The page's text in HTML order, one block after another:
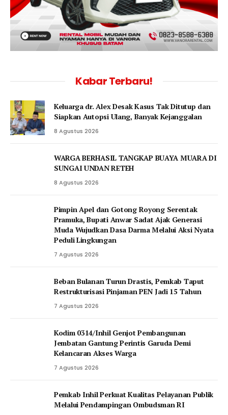
Kabar Terbaru!
Keluarga dr. Alex Desak Kasus Tak Ditutup dan
Siapkan Autopsi Ulang, Banyak Kejanggalan
8 Agustus 2026
WARGA BERHASIL TANGKAP BUAYA MUARA DI
SUNGAI UNDAN RETEH
8 Agustus 2026
Pimpin Apel dan Gotong Royong Serentak
Pramuka, Bupati Anwar Sadat Ajak Generasi
Muda Wujudkan Dasa Darma Melalui Aksi Nyata
Peduli Lingkungan
7 Agustus 2026
Beban Bulanan Turun Drastis, Pemkab Taput
Restrukturisasi Pinjaman PEN Jadi 15 Tahun‎
7 Agustus 2026
Kodim 0314/Inhil Genjot Pembangunan
Jembatan Gantung Perintis Garuda Demi
Kelancaran Akses Warga
7 Agustus 2026
Pemkab Inhil Perkuat Kualitas Pelayanan Publik
Melalui Pendampingan Ombudsman RI